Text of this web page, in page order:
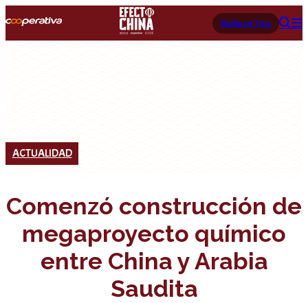
Radio en Vivo
ACTUALIDAD
Comenzó construcción de
megaproyecto químico
entre China y Arabia
Saudita